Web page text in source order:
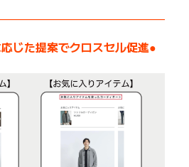
じた提案でクロスセル促進●